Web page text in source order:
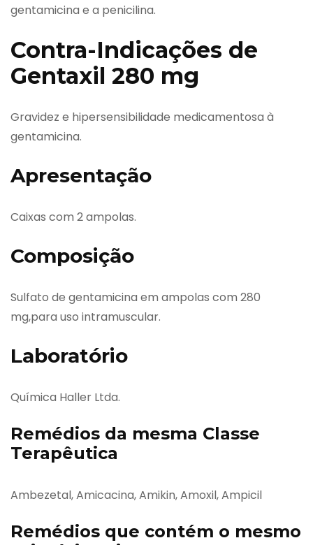
gentamicina e a penicilina.
Contra-Indicações de
Gentaxil 280 mg
Gravidez e hipersensibilidade medicamentosa à
gentamicina.
Apresentação
Caixas com 2 ampolas.
Composição
Sulfato de gentamicina em ampolas com 280
mg,para uso intramuscular.
Laboratório
Química Haller Ltda.
Remédios da mesma Classe
Terapêutica
Ambezetal, Amicacina, Amikin, Amoxil, Ampicil
Remédios que contém o mesmo